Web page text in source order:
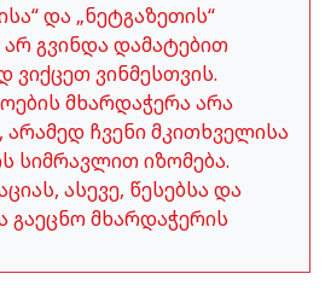
და „ნეტგაზეთის“
არ გვინდა დამატებით
ვინმესთვის.
მხარდაჭერა არა
ჩვენი მკითხველისა
სიმრავლით იზომება.
ასევე, წესებსა და
გაეცნო მხარდაჭერის